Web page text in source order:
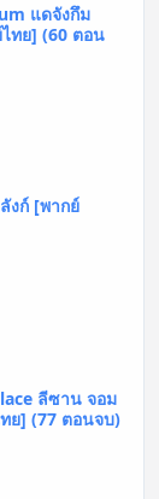
แดจังกึม
ทย] (60 ตอน
งก์ [พากย์
ลีซาน จอม
ย] (77 ตอนจบ)